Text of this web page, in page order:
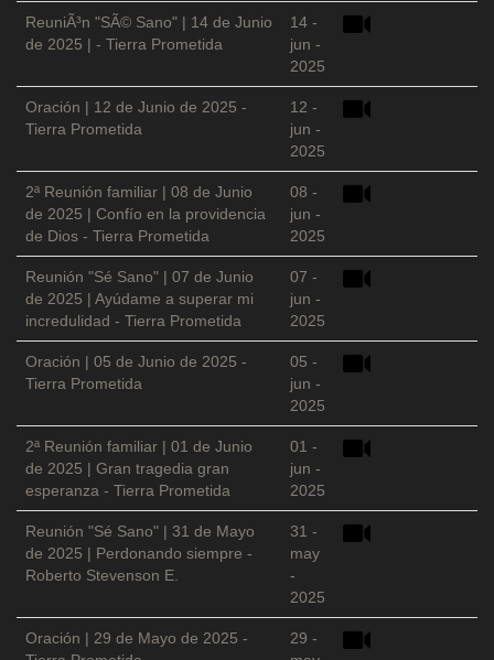
ReuniÃ³n "SÃ© Sano" | 14 de Junio
de 2025 | - Tierra Prometida
14 -
jun -
2025
Oración | 12 de Junio de 2025 -
Tierra Prometida
12 -
jun -
2025
2ª Reunión familiar | 08 de Junio
de 2025 | Confío en la providencia
de Dios - Tierra Prometida
08 -
jun -
2025
Reunión "Sé Sano" | 07 de Junio
de 2025 | Ayúdame a superar mi
incredulidad - Tierra Prometida
07 -
jun -
2025
Oración | 05 de Junio de 2025 -
Tierra Prometida
05 -
jun -
2025
2ª Reunión familiar | 01 de Junio
de 2025 | Gran tragedia gran
esperanza - Tierra Prometida
01 -
jun -
2025
Reunión "Sé Sano" | 31 de Mayo
de 2025 | Perdonando siempre -
Roberto Stevenson E.
31 -
may
-
2025
Oración | 29 de Mayo de 2025 -
29 -